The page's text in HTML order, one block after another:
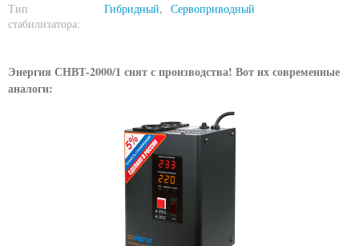
Тип
стабилизатора:
Гибридный Сервоприводный
Энергия СНВТ-2000/1 снят с производства! Вот их современные
аналоги: